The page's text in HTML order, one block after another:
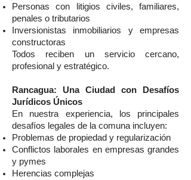
Personas con litigios civiles, familiares,
penales o tributarios
Inversionistas inmobiliarios y empresas
constructoras
Todos reciben un servicio cercano,
profesional y estratégico.
Rancagua: Una Ciudad con Desafíos
Jurídicos Únicos
En nuestra experiencia, los principales
desafíos legales de la comuna incluyen:
Problemas de propiedad y regularización
Conflictos laborales en empresas grandes
y pymes
Herencias complejas